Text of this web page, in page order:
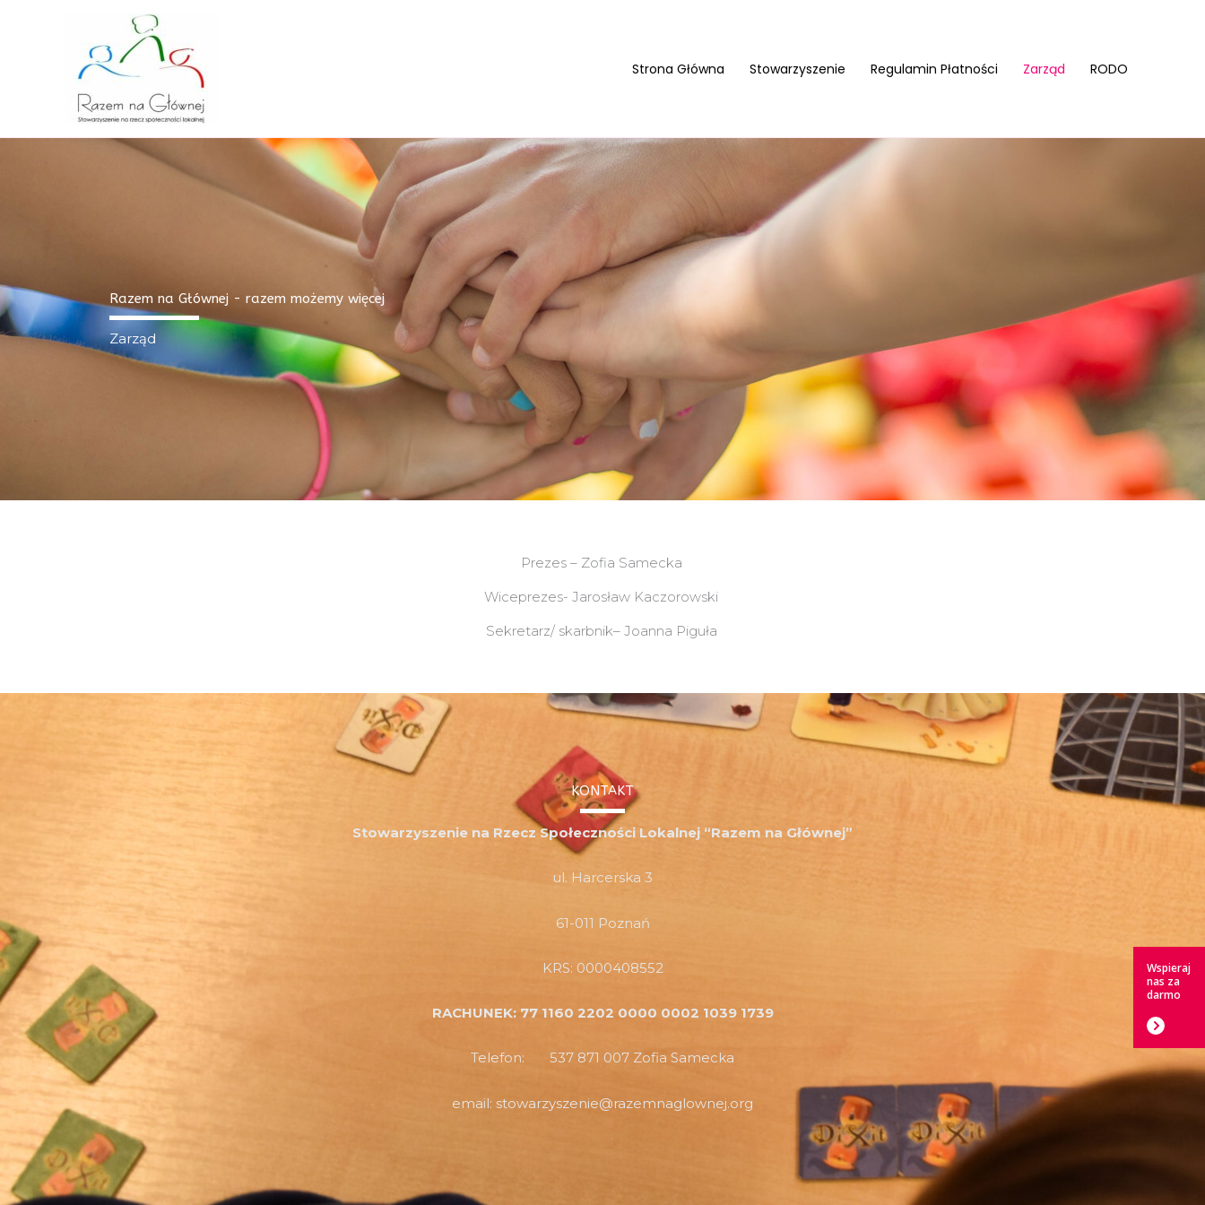
Strona Główna Stowarzyszenie Regulamin Płatności Zarząd RODO
Razem na Głównej - razem możemy więcej
Zarząd
Prezes – Zofia Samecka
Wiceprezes- Jarosław Kaczorowski
Sekretarz/ skarbnik– Joanna Piguła
KONTAKT
Stowarzyszenie na Rzecz Społeczności Lokalnej “Razem na Głównej”
ul. Harcerska 3
61-011 Poznań
KRS: 0000408552
RACHUNEK: 77 1160 2202 0000 0002 1039 1739
Telefon: 537 871 007 Zofia Samecka
email: stowarzyszenie@razemnaglownej.org
Wspieraj
nas za
darmo